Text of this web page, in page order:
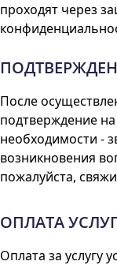
проходят через
После
подтверждение
необходимости -
возникновения
пожалуйста,
ОПЛАТА
Оплата за услугу